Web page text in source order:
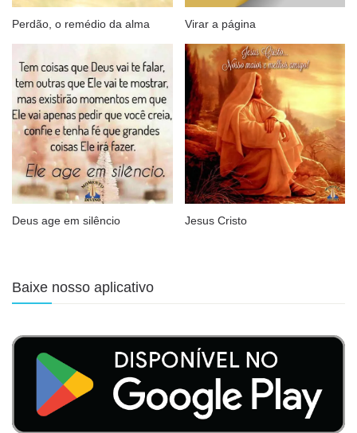
Perdão, o remédio da alma Virar a página
Deus age em silêncio Jesus Cristo
Baixe nosso aplicativo